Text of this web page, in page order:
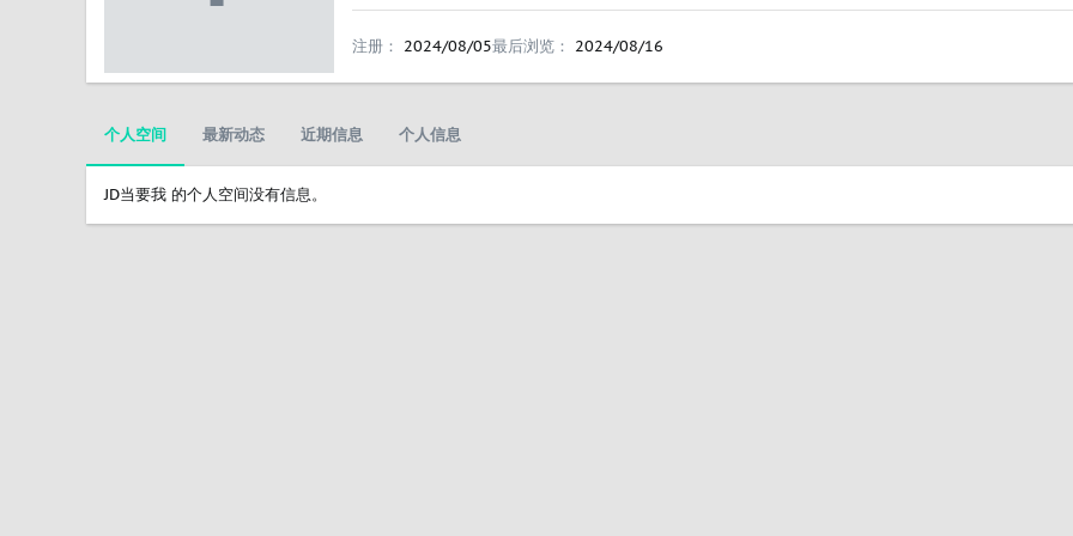
注册 2024/08/05最后浏览 2024/08/16
个人空间 最新动态 近期信息 个人信息
JD当要我 的个人空间没有信息。